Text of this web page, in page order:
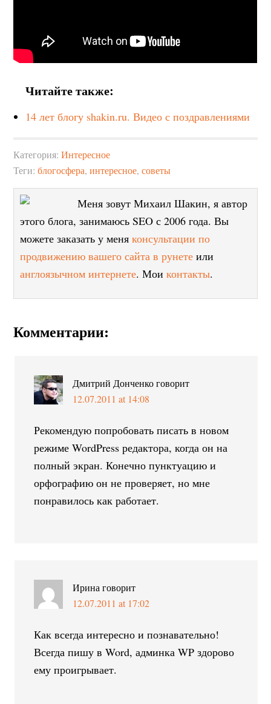
Читайте также:
14 лет блогу shakin.ru. Видео с поздравлениями
Категория:Интересное
Теги:блогосфера,интересное,советы
Меня зовут Михаил Шакин, я автор
этого блога, занимаюсь SEO с 2006 года. Вы
можете заказать у меняконсультации по
продвижению вашего сайта в рунете или
англоязычном интернете. Моиконтакты.
Комментарии:
Дмитрий Донченко говорит
12.07.2011 at 14:08
Рекомендую попробовать писать в новом
режиме WordPress редактора, когда он на
полный экран. Конечно пунктуацию и
орфографию он не проверяет, но мне
понравилось как работает.
Ирина говорит
12.07.2011 at 17:02
Как всегда интересно и познавательно!
Всегда пишу в Word, админка WP здорово
ему проигрывает.